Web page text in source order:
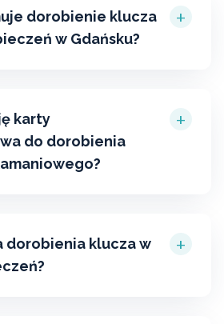
dorobienie klucza
w Gdańsku?
+
karty
do dorobienia
+
dorobienia klucza w
+